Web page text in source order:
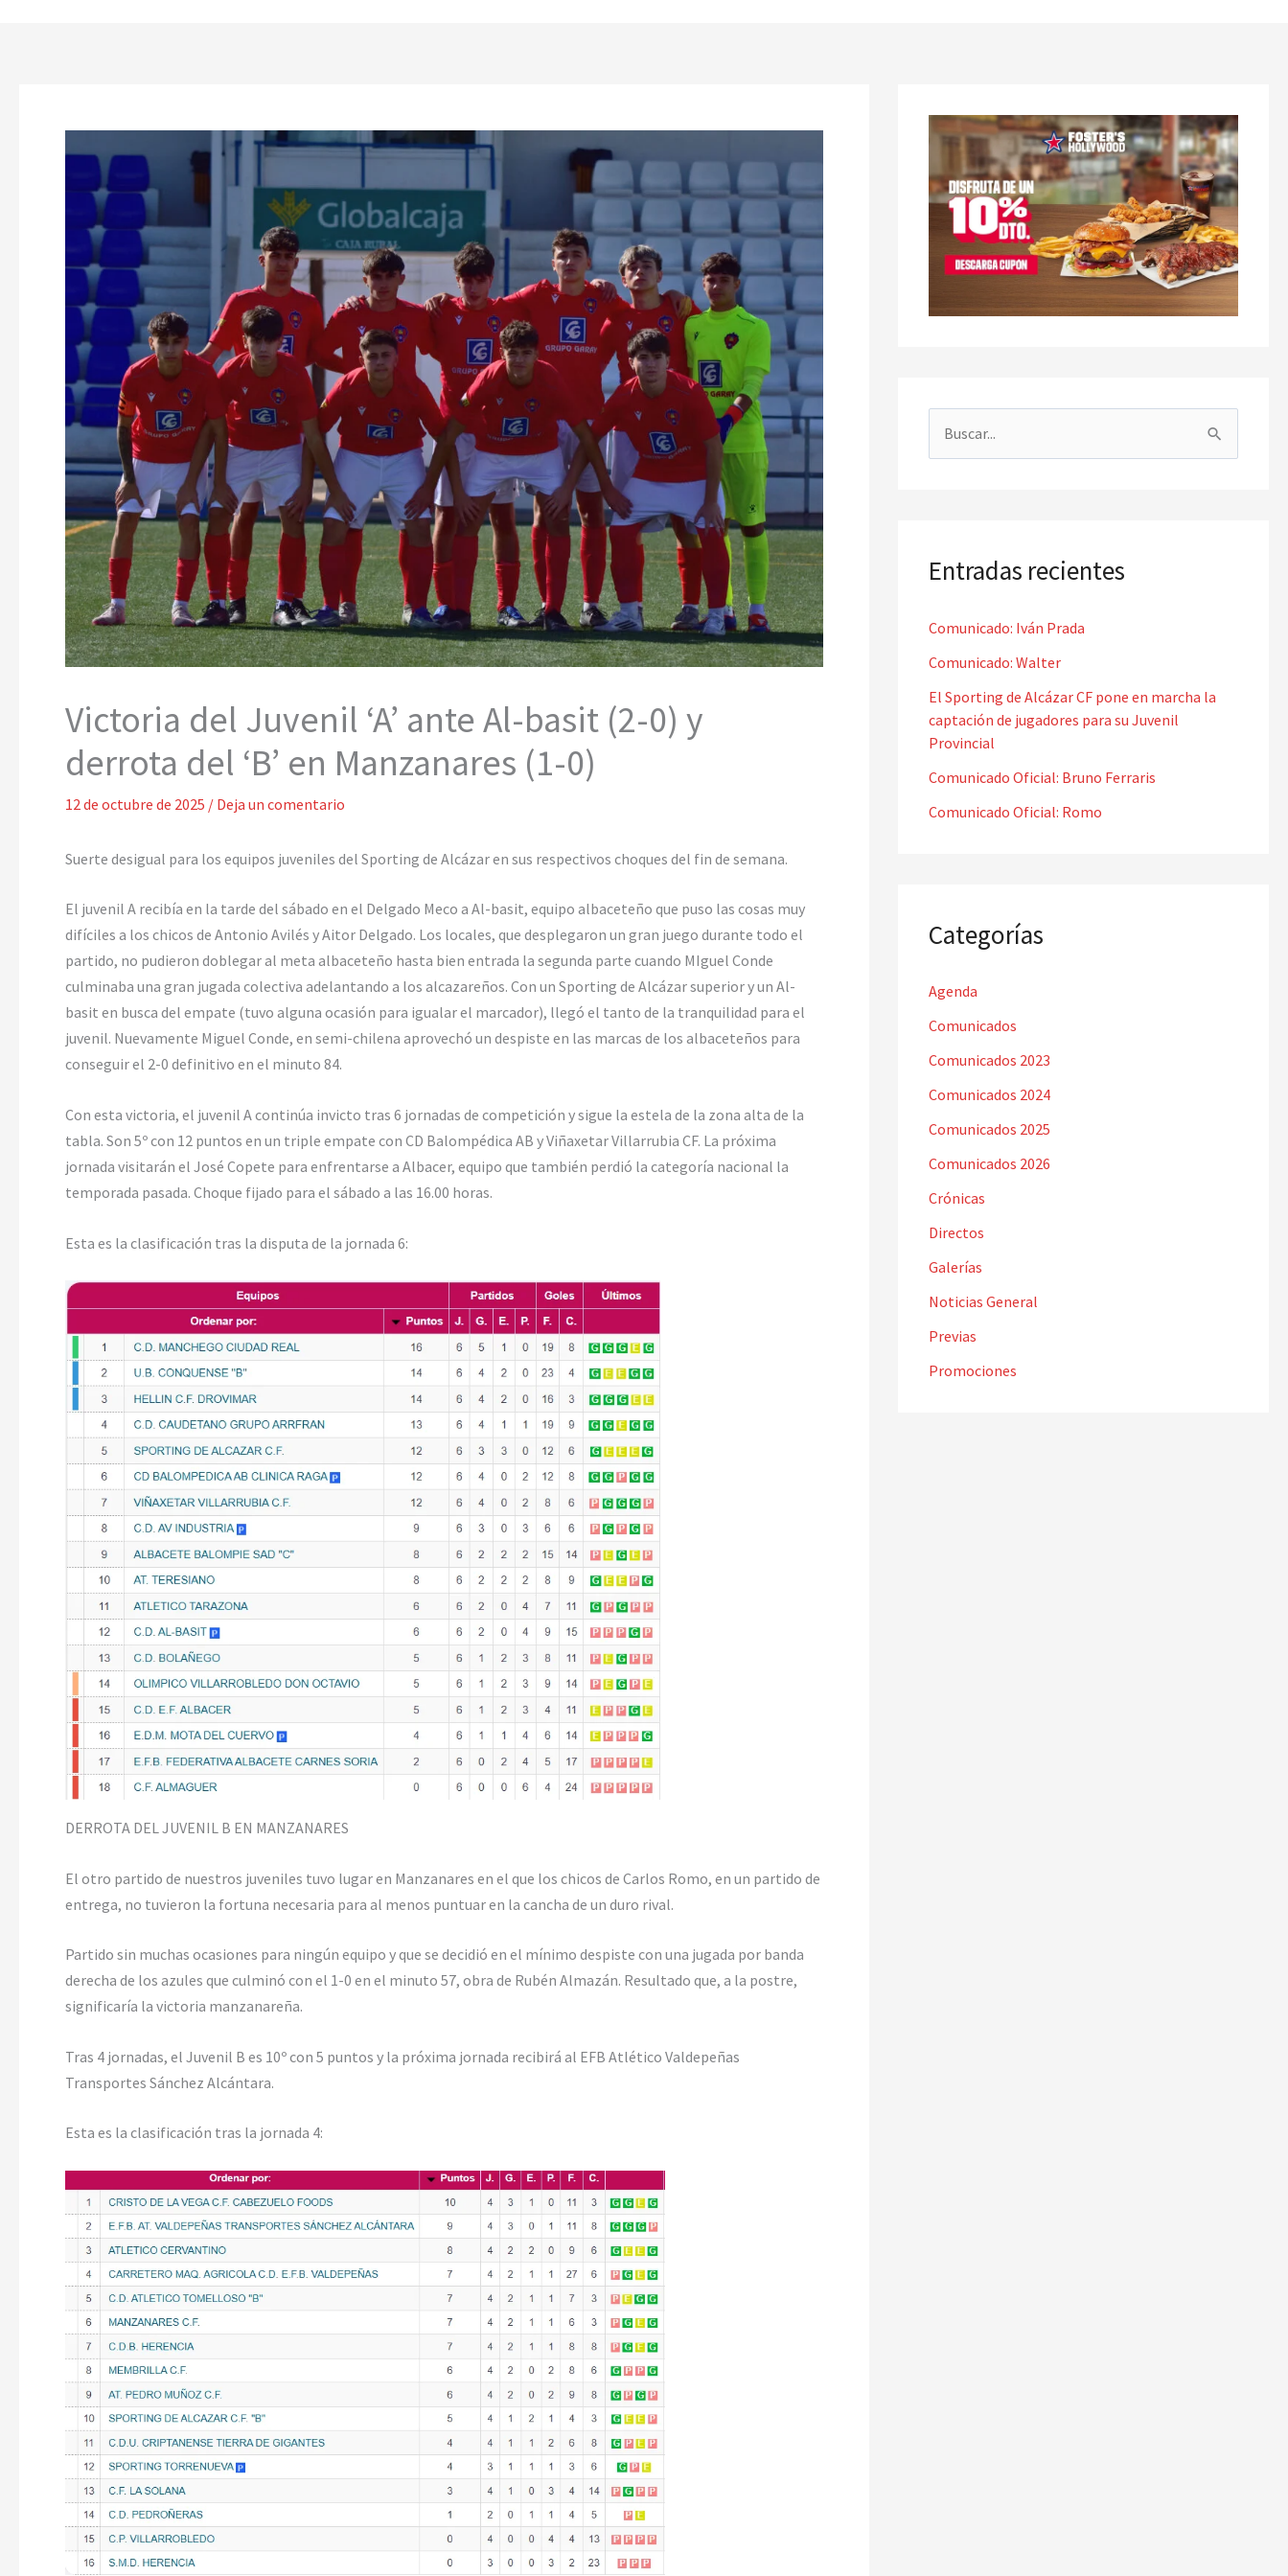
Victoria del Juvenil ‘A’ ante Al-basit (2-0) y
derrota del ‘B’ en Manzanares (1-0)
12 de octubre de 2025 / Deja un comentario
Suerte desigual para los equipos juveniles del Sporting de Alcázar en sus respectivos choques del fin de semana.
El juvenil A recibía en la tarde del sábado en el Delgado Meco a Al-basit, equipo albaceteño que puso las cosas muy
difíciles a los chicos de Antonio Avilés y Aitor Delgado. Los locales, que desplegaron un gran juego durante todo el
partido, no pudieron doblegar al meta albaceteño hasta bien entrada la segunda parte cuando MIguel Conde
culminaba una gran jugada colectiva adelantando a los alcazareños. Con un Sporting de Alcázar superior y un Al-
basit en busca del empate (tuvo alguna ocasión para igualar el marcador), llegó el tanto de la tranquilidad para el
juvenil. Nuevamente Miguel Conde, en semi-chilena aprovechó un despiste en las marcas de los albaceteños para
conseguir el 2-0 definitivo en el minuto 84.
Con esta victoria, el juvenil A continúa invicto tras 6 jornadas de competición y sigue la estela de la zona alta de la
tabla. Son 5º con 12 puntos en un triple empate con CD Balompédica AB y Viñaxetar Villarrubia CF. La próxima
jornada visitarán el José Copete para enfrentarse a Albacer, equipo que también perdió la categoría nacional la
temporada pasada. Choque fijado para el sábado a las 16.00 horas.
Esta es la clasificación tras la disputa de la jornada 6:
DERROTA DEL JUVENIL B EN MANZANARES
El otro partido de nuestros juveniles tuvo lugar en Manzanares en el que los chicos de Carlos Romo, en un partido de
entrega, no tuvieron la fortuna necesaria para al menos puntuar en la cancha de un duro rival.
Partido sin muchas ocasiones para ningún equipo y que se decidió en el mínimo despiste con una jugada por banda
derecha de los azules que culminó con el 1-0 en el minuto 57, obra de Rubén Almazán. Resultado que, a la postre,
significaría la victoria manzanareña.
Tras 4 jornadas, el Juvenil B es 10º con 5 puntos y la próxima jornada recibirá al EFB Atlético Valdepeñas
Transportes Sánchez Alcántara.
Esta es la clasificación tras la jornada 4:
a
p
o
:
Entradas recientes
Comunicado: Iván Prada
Comunicado: Walter
El Sporting de Alcázar CF pone en marcha la
captación de jugadores para su Juvenil
Provincial
Comunicado Oficial: Bruno Ferraris
Comunicado Oficial: Romo
Categorías
Agenda
Comunicados
Comunicados 2023
Comunicados 2024
Comunicados 2025
Comunicados 2026
Crónicas
Directos
Galerías
Noticias General
Previas
Promociones